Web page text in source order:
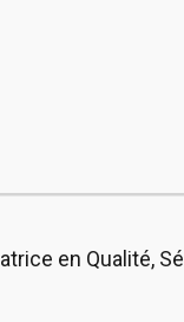
en Qualité,